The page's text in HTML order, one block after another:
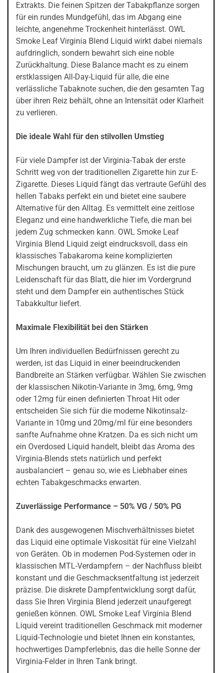
Extrakts. Die feinen Spitzen der Tabakpflanze sorgen
für ein rundes Mundgefühl, das im Abgang eine
leichte, angenehme Trockenheit hinterlässt. OWL
Smoke Leaf Virginia Blend Liquid wirkt dabei niemals
aufdringlich, sondern bewahrt sich eine noble
Zurückhaltung. Diese Balance macht es zu einem
erstklassigen All-Day-Liquid für alle, die eine
verlässliche Tabaknote suchen, die den gesamten Tag
über ihren Reiz behält, ohne an Intensität oder Klarheit
zu verlieren.
Die ideale Wahl für den stilvollen Umstieg
Für viele Dampfer ist der Virginia-Tabak der erste
Schritt weg von der traditionellen Zigarette hin zur E-
Zigarette. Dieses Liquid fängt das vertraute Gefühl des
hellen Tabaks perfekt ein und bietet eine saubere
Alternative für den Alltag. Es vermittelt eine zeitlose
Eleganz und eine handwerkliche Tiefe, die man bei
jedem Zug schmecken kann. OWL Smoke Leaf
Virginia Blend Liquid zeigt eindrucksvoll, dass ein
klassisches Tabakaroma keine komplizierten
Mischungen braucht, um zu glänzen. Es ist die pure
Leidenschaft für das Blatt, die hier im Vordergrund
steht und dem Dampfer ein authentisches Stück
Tabakkultur liefert.
Maximale Flexibilität bei den Stärken
Um Ihren individuellen Bedürfnissen gerecht zu
werden, ist das Liquid in einer beeindruckenden
Bandbreite an Stärken verfügbar. Wählen Sie zwischen
der klassischen Nikotin-Variante in 3mg, 6mg, 9mg
oder 12mg für einen definierten Throat Hit oder
entscheiden Sie sich für die moderne Nikotinsalz-
Variante in 10mg und 20mg/ml für eine besonders
sanfte Aufnahme ohne Kratzen. Da es sich nicht um
ein Overdosed Liquid handelt, bleibt das Aroma des
Virginia-Blends stets natürlich und perfekt
ausbalanciert – genau so, wie es Liebhaber eines
echten Tabakgeschmacks erwarten.
Zuverlässige Performance – 50% VG / 50% PG
Dank des ausgewogenen Mischverhältnisses bietet
das Liquid eine optimale Viskosität für eine Vielzahl
von Geräten. Ob in modernen Pod-Systemen oder in
klassischen MTL-Verdampfern – der Nachfluss bleibt
konstant und die Geschmacksentfaltung ist jederzeit
präzise. Die diskrete Dampfentwicklung sorgt dafür,
dass Sie Ihren Virginia Blend jederzeit unaufgeregt
genießen können. OWL Smoke Leaf Virginia Blend
Liquid vereint traditionellen Geschmack mit moderner
Liquid-Technologie und bietet Ihnen ein konstantes,
hochwertiges Dampferlebnis, das die helle Sonne der
Virginia-Felder in Ihren Tank bringt.